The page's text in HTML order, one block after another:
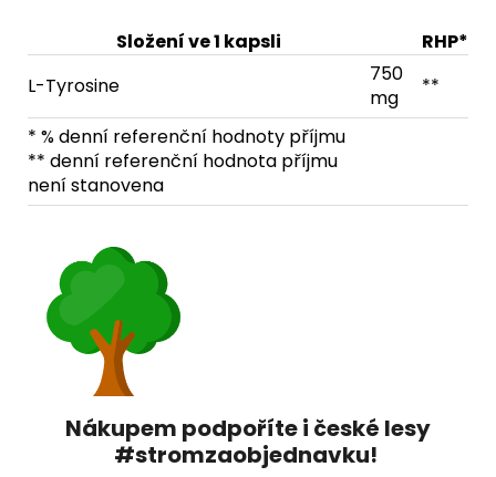
Složení ve 1 kapsli
RHP*
L-Tyrosine
750
mg
**
* % denní referenční hodnoty příjmu
** denní referenční hodnota příjmu
není stanovena
Nákupem podpoříte i české lesy
#stromzaobjednavku!